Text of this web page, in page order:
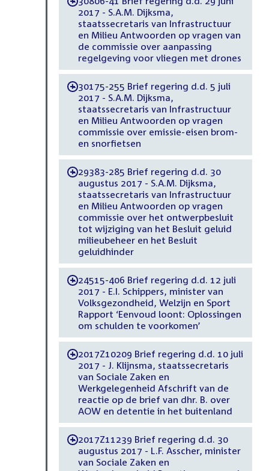
2017 - S.A.M. Dijksma,
staatssecretaris van Infrastructuur
en Milieu Antwoorden op vragen van
de commissie over aanpassing
regelgeving voor vliegen met drones
-30175-255 Brief regering d.d. 5 juli
2017 - S.A.M. Dijksma,
staatssecretaris van Infrastructuur
en Milieu Antwoorden op vragen
commissie over emissie-eisen brom-
en snorfietsen
-29383-285 Brief regering d.d. 30
augustus 2017 - S.A.M. Dijksma,
staatssecretaris van Infrastructuur
en Milieu Antwoorden op vragen
commissie over het ontwerpbesluit
tot wijziging van het Besluit geluid
milieubeheer en het Besluit
geluidhinder
-24515-406 Brief regering d.d. 12 juli
2017 - E.I. Schippers, minister van
Volksgezondheid, Welzijn en Sport
Rapport ‘Eenvoud loont: Oplossingen
om schulden te voorkomen’
-2017Z10209 Brief regering d.d. 10 juli
2017 - J. Klijnsma, staatssecretaris
van Sociale Zaken en
Werkgelegenheid Afschrift van de
reactie op de brief van dhr. B. over
AOW en detentie in het buitenland
-2017Z11239 Brief regering d.d. 30
augustus 2017 - L.F. Asscher, minister
van Sociale Zaken en